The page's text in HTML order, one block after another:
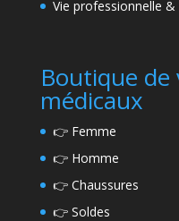
Vie professionnelle
Boutique
médicaux
👉 Femme
👉 Homme
👉 Chaussures
👉 Soldes